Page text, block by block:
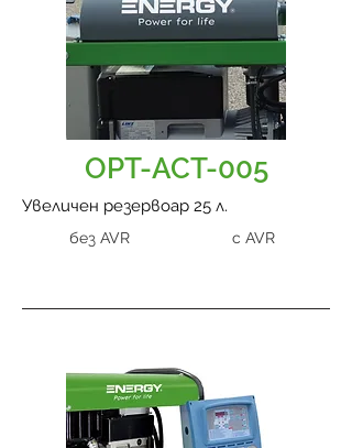
OPT-ACT-005
Увеличен резервоар 25 л.
без AVR с AVR